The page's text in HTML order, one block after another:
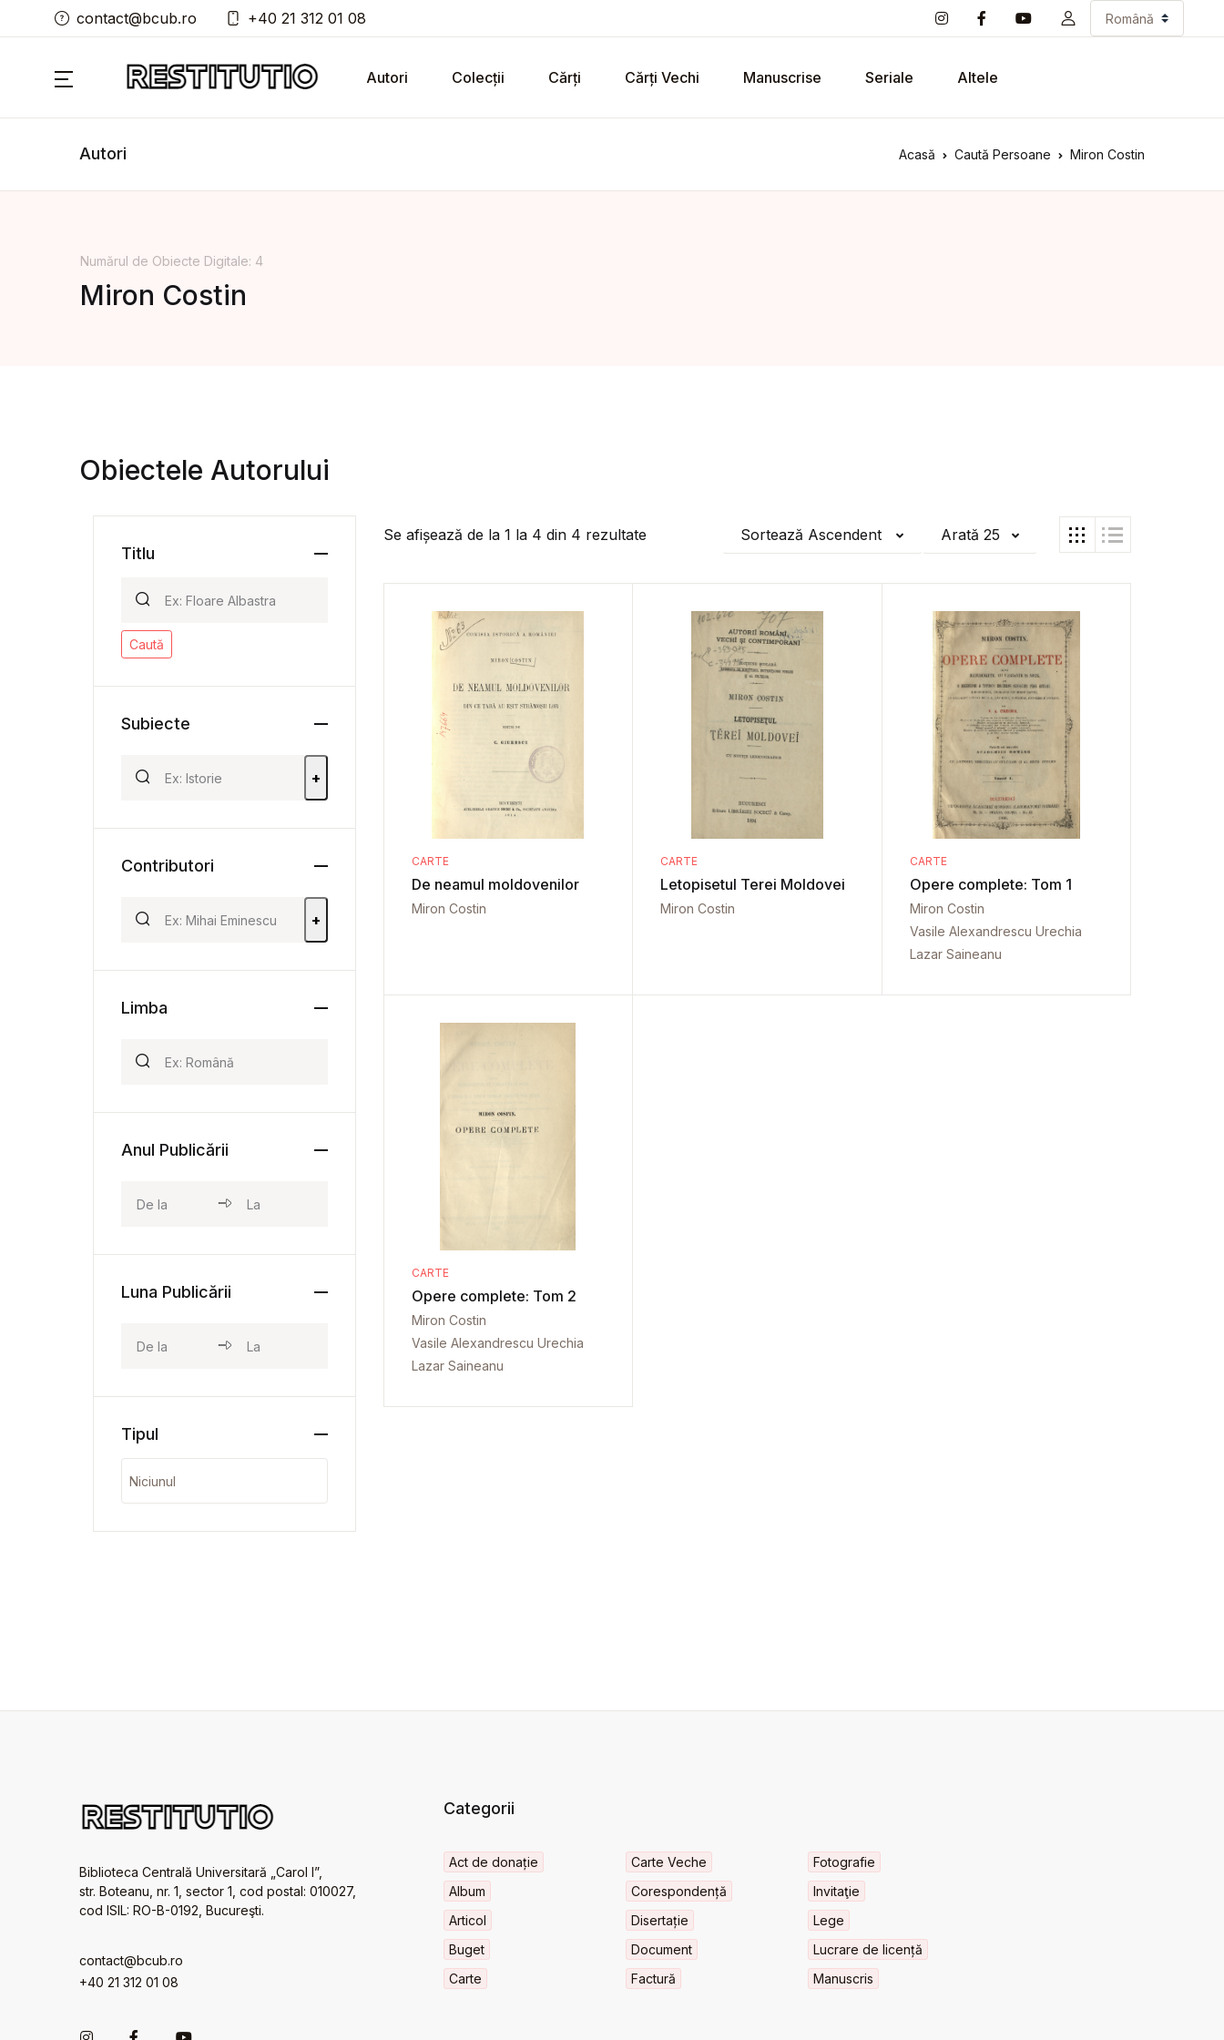
contact@bcub.ro +40 21 312 01 08
Autori Colecții Cărți Cărți Vechi Manuscrise Seriale Altele
Autori Acasă Caută Persoane Miron Costin
Numărul de Obiecte Digitale: 4
Miron Costin
Obiectele Autorului
Se afișează de la 1 la 4 din 4 rezultate Sortează Ascendent Arată 25
CARTE
De neamul moldovenilor
Miron Costin
CARTE
Letopisetul Terei Moldovei
Miron Costin
CARTE
Opere complete: Tom 1
Miron Costin
Vasile Alexandrescu Urechia
Lazar Saineanu
CARTE
Opere complete: Tom 2
Miron Costin
Vasile Alexandrescu Urechia
Lazar Saineanu
Titlu
Caută
Subiecte
+
Contributori
+
Limba
Anul Publicării
Luna Publicării
Tipul
Biblioteca Centrală Universitară „Carol I”,
str. Boteanu, nr. 1, sector 1, cod postal: 010027,
cod ISIL: RO-B-0192, Bucureşti.
contact@bcub.ro
+40 21 312 01 08
Categorii
Act de donație
Album
Articol
Buget
Carte
Carte Veche
Corespondență
Disertație
Document
Factură
Fotografie
Invitaţie
Lege
Lucrare de licență
Manuscris